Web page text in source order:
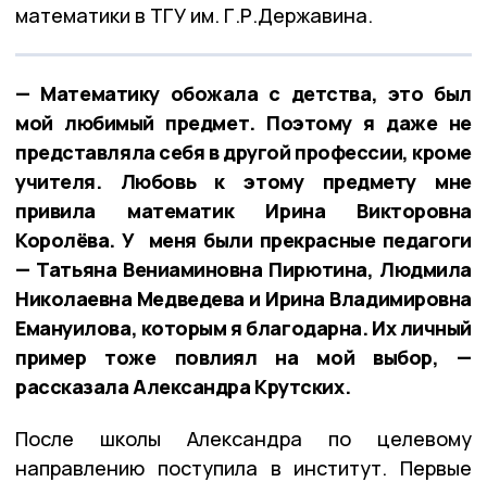
математики в ТГУ им. Г.Р.Державина.
— Математику обожала с детства, это был
мой любимый предмет. Поэтому я даже не
представляла себя в другой профессии, кроме
учителя. Любовь к этому предмету мне
привила математик Ирина Викторовна
Королёва. У меня были прекрасные педагоги
— Татьяна Вениаминовна Пирютина, Людмила
Николаевна Медведева и Ирина Владимировна
Емануилова, которым я благодарна. Их личный
пример тоже повлиял на мой выбор, —
рассказала Александра Крутских.
После школы Александра по целевому
направлению поступила в институт. Первые